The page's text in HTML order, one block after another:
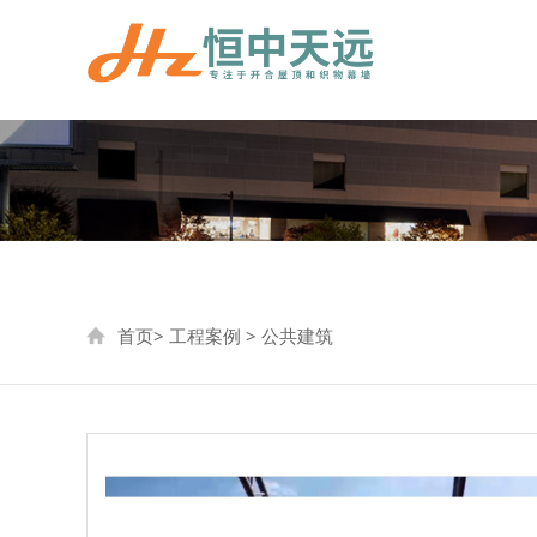
首页> 工程案例 > 公共建筑